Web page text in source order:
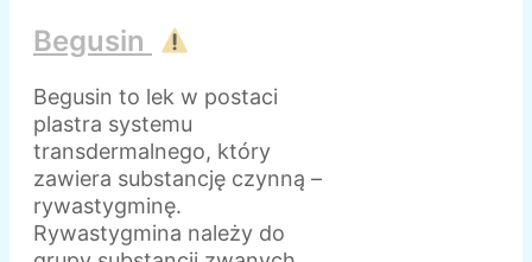
Begusin
Begusin to lek w postaci
plastra systemu
transdermalnego, który
zawiera substancję czynną –
rywastygminę.
Rywastygmina należy do